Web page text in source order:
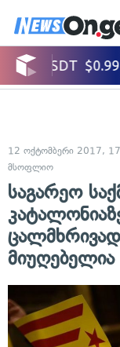
12 ოქტომბერი 2017,
მსოფლიო
საგარეო
მიუღებელია